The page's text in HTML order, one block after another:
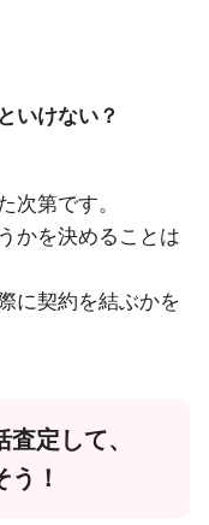
いけない？
次第です。
かを決めることは
に契約を結ぶかを
定して、
！